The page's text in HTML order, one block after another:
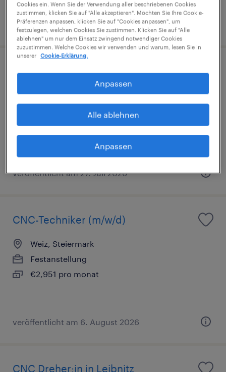
veröffentlicht am 31. Juli 2026
CNC Dreher (m/w/d)
Hallein, Salzburg
veröffentlicht am 27. Juli 2026
CNC-Techniker (m/w/d)
Weiz, Steiermark
Festanstellung
€2,951 pro monat
veröffentlicht am 6. August 2026
CNC Dreher:in in Leibnitz
Cookies ein. Wenn Sie der Verwendung aller beschriebenen Cookies
zustimmen, klicken Sie auf "Alle akzeptieren". Möchten Sie Ihre Cookie-
Präferenzen anpassen, klicken Sie auf "Cookies anpassen", um
festzulegen, welchen Cookies Sie zustimmen. Klicken Sie auf "Alle
ablehnen" um nur dem Einsatz zwingend notwendiger Cookies
zuzustimmen. Welche Cookies wir verwenden und warum, lesen Sie in
unserer
Cookie-Erklärung.
Anpassen
Alle ablehnen
Anpassen